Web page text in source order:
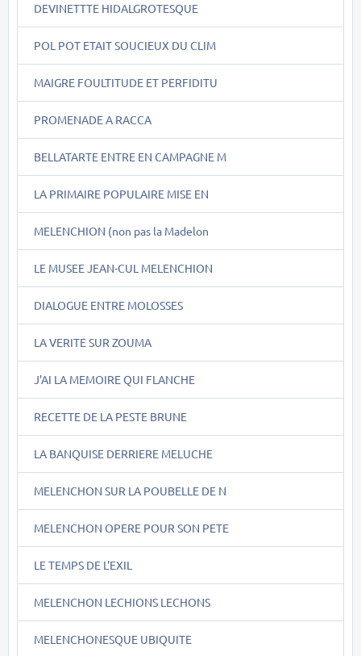
DEVINETTTE HIDALGROTESQUE
POL POT ETAIT SOUCIEUX DU CLIM
MAIGRE FOULTITUDE ET PERFIDITU
PROMENADE A RACCA
BELLATARTE ENTRE EN CAMPAGNE M
LA PRIMAIRE POPULAIRE MISE EN
MELENCHION (non pas la Madelon
LE MUSEE JEAN-CUL MELENCHION
DIALOGUE ENTRE MOLOSSES
LA VERITE SUR ZOUMA
J'AI LA MEMOIRE QUI FLANCHE
RECETTE DE LA PESTE BRUNE
LA BANQUISE DERRIERE MELUCHE
MELENCHON SUR LA POUBELLE DE N
MELENCHON OPERE POUR SON PETE
LE TEMPS DE L'EXIL
MELENCHON LECHIONS LECHONS
MELENCHONESQUE UBIQUITE